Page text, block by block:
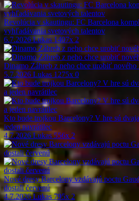
Revolúcia v skautingu: FC Barcelona
vyhľadávania svetových talentov
6.7.2026 Lukas 1407x 2
Dinamo Záhreb z neho chce urobiť nového
5.7.2026 Lukas 1275x 0
Kto bude trojkou Barcelony? V hre sú
jeden navrátilec
4.7.2026 Lukas 556x 2
Nové dresy Barcelony vzdávajú poctu
dostali červenú
4.7.2026 Lukas 795x 2